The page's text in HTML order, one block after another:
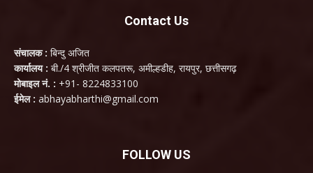
Contact Us
संचालक : बिन्दु अजित
कार्यालय : बी./4 श्रीजीत कलपतरू, अमील्हडीह, रायपुर, छत्तीसगढ़
मोबाइल नं. : +91- 8224833100
ईमेल : abhayabharthi@gmail.com
FOLLOW US